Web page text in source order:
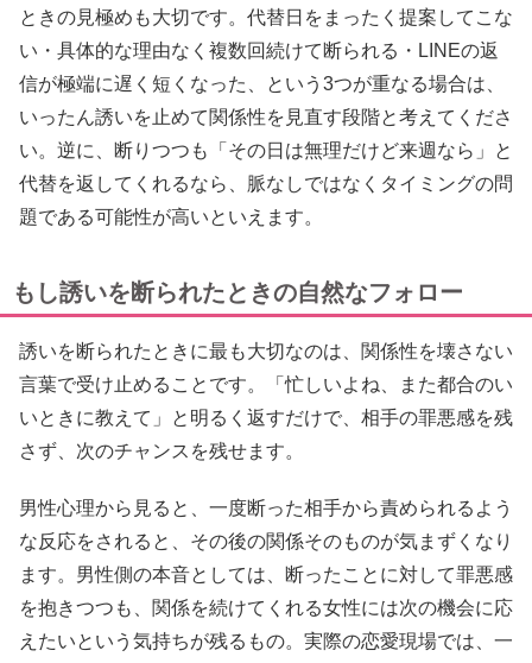
ときの見極めも大切です。代替日をまったく提案してこな
い・具体的な理由なく複数回続けて断られる・LINEの返
信が極端に遅く短くなった、という3つが重なる場合は、
いったん誘いを止めて関係性を見直す段階と考えてくださ
い。逆に、断りつつも「その日は無理だけど来週なら」と
代替を返してくれるなら、脈なしではなくタイミングの問
題である可能性が高いといえます。
もし誘いを断られたときの自然なフォロー
誘いを断られたときに最も大切なのは、関係性を壊さない
言葉で受け止めることです。「忙しいよね、また都合のい
いときに教えて」と明るく返すだけで、相手の罪悪感を残
さず、次のチャンスを残せます。
男性心理から見ると、一度断った相手から責められるよう
な反応をされると、その後の関係そのものが気まずくなり
ます。男性側の本音としては、断ったことに対して罪悪感
を抱きつつも、関係を続けてくれる女性には次の機会に応
えたいという気持ちが残るもの。実際の恋愛現場では、一